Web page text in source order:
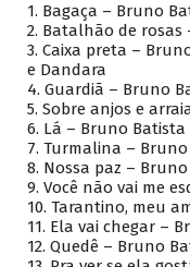
1. Bagaça – Bruno
2. Batalhão de rosas
3. Caixa preta –
e Dandara
4. Guardiã – Bruno
5. Sobre anjos e
6. Lá – Bruno Batista
7. Turmalina –
8. Nossa paz –
9. Você não vai me
10. Tarantino, meu
11. Ela vai chegar –
12. Quedê – Bruno